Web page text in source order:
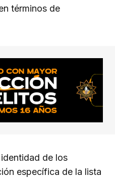
términos de
de los
específica de la lista